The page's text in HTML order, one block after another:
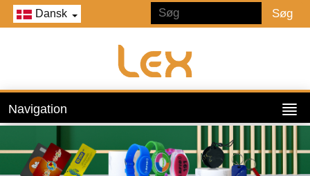
Dansk
Navigation